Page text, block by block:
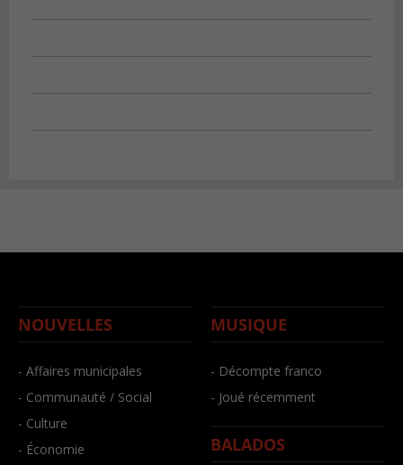
NOUVELLES
- Affaires municipales
- Communauté / Social
- Culture
- Économie
MUSIQUE
- Décompte franco
- Joué récemment
BALADOS